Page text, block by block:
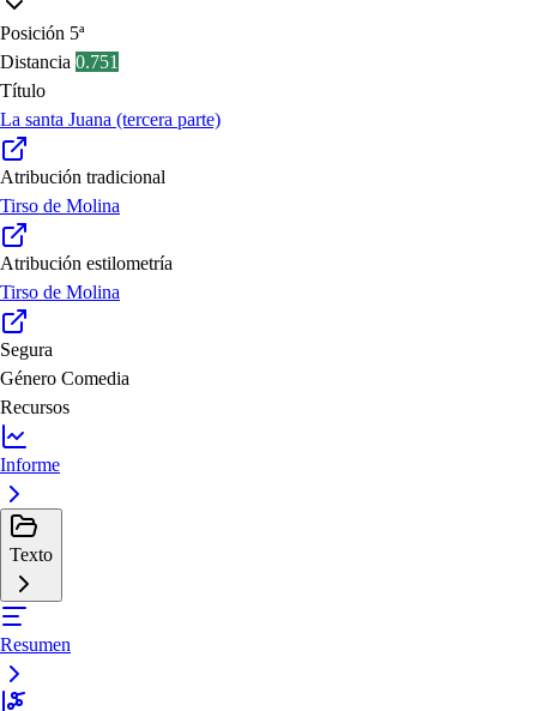
Posición 5ª
Distancia 0.751
Título
La santa Juana (tercera parte)
Atribución tradicional
Tirso de Molina
Atribución estilometría
Tirso de Molina
Segura
Género Comedia
Recursos
Informe
Texto
Resumen